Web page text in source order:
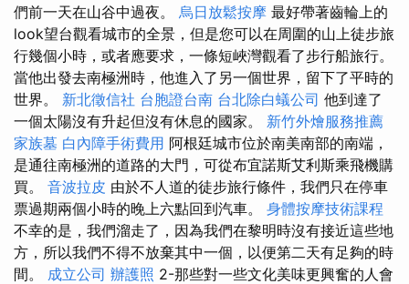
們前一天在山谷中過夜。 烏日放鬆按摩 最好帶著齒輪上的
look望台觀看城市的全景，但是您可以在周圍的山上徒步旅
行幾個小時，或者應要求，一條短峽灣觀看了步行船旅行。
當他出發去南極洲時，他進入了另一個世界，留下了平時的
世界。 新北徵信社 台胞證台南 台北除白蟻公司 他到達了
一個太陽沒有升起但沒有休息的國家。 新竹外燴服務推薦
家族墓 白內障手術費用 阿根廷城市位於南美南部的南端，
是通往南極洲的道路的大門，可從布宜諾斯艾利斯乘飛機購
買。 音波拉皮 由於不人道的徒步旅行條件，我們只在停車
票過期兩個小時的晚上六點回到汽車。 身體按摩技術課程
不幸的是，我們溜走了，因為我們在黎明時沒有接近這些地
方，所以我們不得不放棄其中一個，以便第二天有足夠的時
間。 成立公司 辦護照 2-那些對一些文化美味更興奮的人會